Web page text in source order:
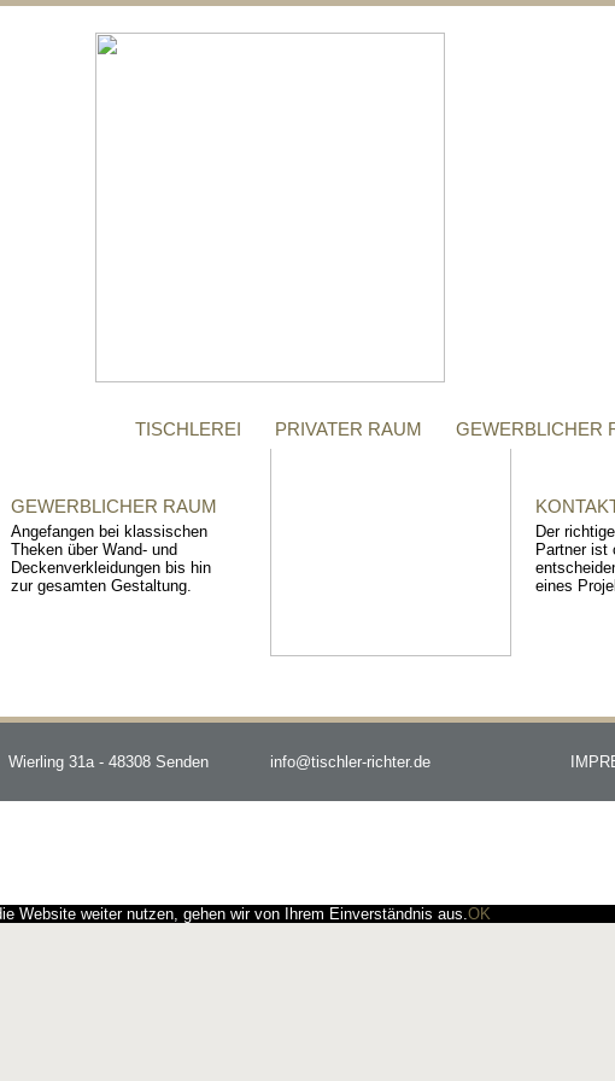
TISCHLEREI PRIVATER RAUM GEWERBLICHER
GEWERBLICHER RAUM
Angefangen bei klassischen
Theken über Wand- und
Deckenverkleidungen bis hin
zur gesamten Gestaltung.
Der
Partner ist
eines
Wierling 31a - 48308 Senden info@tischler-richter.de
Website weiter nutzen, gehen wir von Ihrem Einverständnis aus.OK